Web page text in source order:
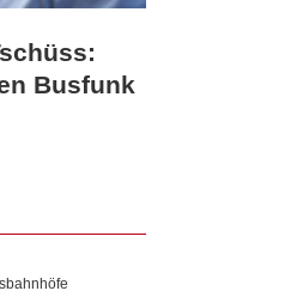
Busfunk